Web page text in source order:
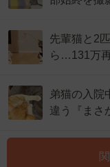
先輩猫と2
ら…131万
弟猫の入院
違う『まさ